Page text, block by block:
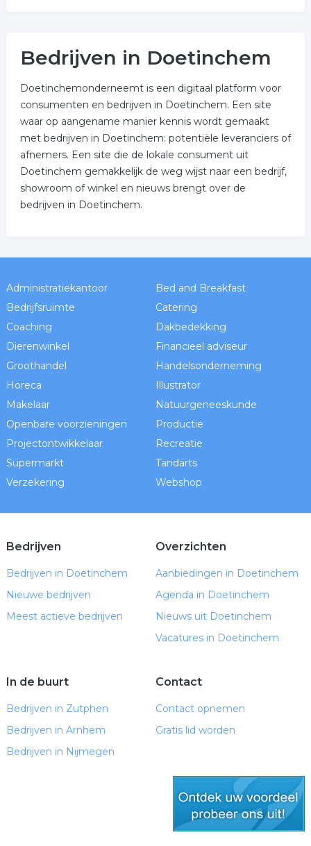
Bedrijven in Doetinchem
Doetinchemonderneemt is een digitaal platform voor
consumenten en bedrijven in Doetinchem. Een site
waar op aangename manier kennis wordt gemaakt
met bedrijven in Doetinchem: potentiële leveranciers of
afnemers. Een site die de lokale consument uit
Doetinchem gemakkelijk de weg wijst naar een bedrijf,
showroom of winkel en nieuws brengt over de
bedrijven in Doetinchem.
Administratiekantoor
Bed and Breakfast
Bedrijfsruimte
Catering
Coaching
Dakbedekking
Dierenwinkel
Financieel adviseur
Groothandel
Handelsonderneming
Horeca
Illustrator
Makelaar
Natuurgeneeskunde
Openbare voorzieningen
Productie
Projectontwikkelaar
Recreatie
Supermarkt
Tandarts
Verzekering
Webshop
Bedrijven
Bedrijven in Doetinchem
Nieuwe bedrijven
Meest actieve bedrijven
Overzichten
Aanbiedingen in Doetinchem
Agenda in Doetinchem
Nieuws uit Doetinchem
Vacatures in Doetinchem
In de buurt
Bedrijven in Zutphen
Bedrijven in Arnhem
Bedrijven in Nijmegen
Contact
Contact opnemen
Gratis lid worden